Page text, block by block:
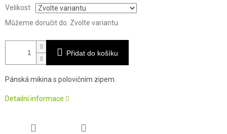
Velikost
Můžeme doručit do: Zvolte variantu
Přidat do košíku
Pánská mikina s polovičním zipem.
Detailní informace